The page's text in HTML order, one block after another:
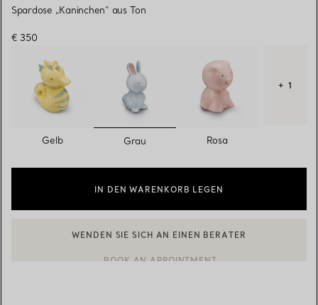
Spardose „Kaninchen“ aus Ton
€ 350
Gelb Grau Rosa
+ 1
IN DEN WARENKORB LEGEN